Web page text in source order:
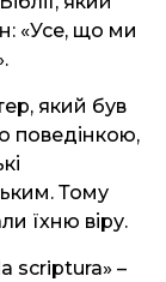
«Усе, що ми
який був
поведінкою,
Тому
їхню віру.
scriptura» –